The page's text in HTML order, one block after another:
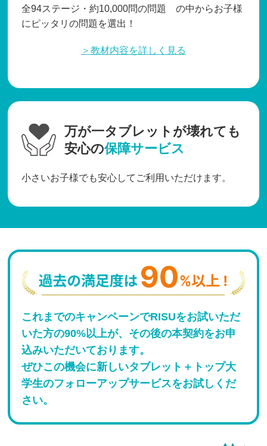
全94ステージ・約10,000問の問題 の中からお子様
にピッタリの問題を選出！
＞教材内容を詳しく見る
万が一タブレットが壊れても
安心の保障サービス
小さいお子様でも安心してご利用いただけます。
これまでのキャンペーンでRISUをお試いただ
いた方の90%以上が、その後の本契約をお申
込みいただいております。
ぜひこの機会に新しいタブレット＋トップ大
学生のフォローアップサービスをお試しくだ
さい。